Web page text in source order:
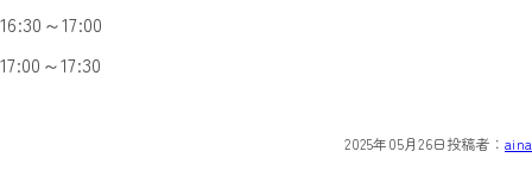
16:30～17:00
17:00～17:30
2025年05月26日投稿者：aina